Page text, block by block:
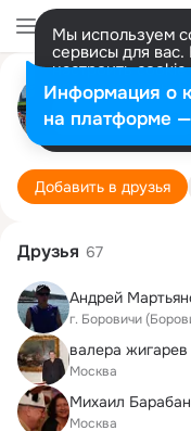
Мы используем
сервисы для вас.
настроить
представитель.
Разрешить все
Москва
Добавить в друзья
Друзья 67
Андрей
г. Боровичи
валера жигарев
Москва
Михаил
Москва
Информация о
на платформе